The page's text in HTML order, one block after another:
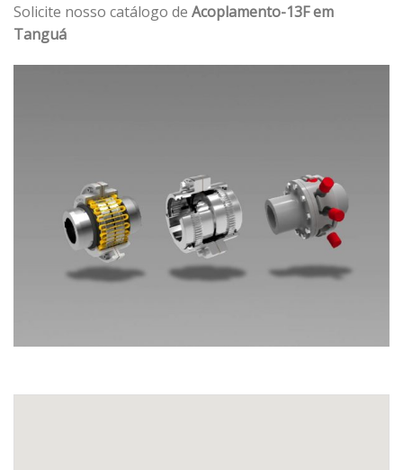
Solicite nosso catálogo de Acoplamento-13F em
Tanguá